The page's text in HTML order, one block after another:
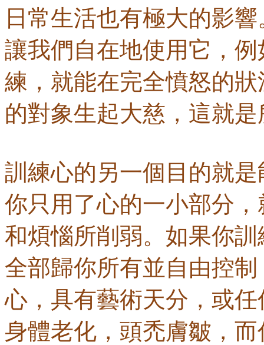
日常生活也有極大的影
讓我們自在地使用它，
練，就能在完全憤怒的
的對象生起大慈，這就
訓練心的另一個目的就
你只用了心的一小部分
和煩惱所削弱。如果你
全部歸你所有並自由控
心，具有藝術天分，或
身體老化，頭禿膚皺，